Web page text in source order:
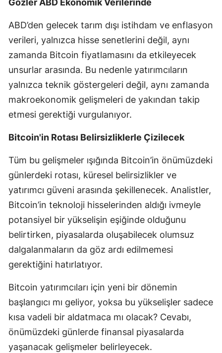
Gözler ABD Ekonomik Verilerinde
ABD’den gelecek tarım dışı istihdam ve enflasyon
verileri, yalnızca hisse senetlerini değil, aynı
zamanda Bitcoin fiyatlamasını da etkileyecek
unsurlar arasında. Bu nedenle yatırımcıların
yalnızca teknik göstergeleri değil, aynı zamanda
makroekonomik gelişmeleri de yakından takip
etmesi gerektiği vurgulanıyor.
Bitcoin'in Rotası Belirsizliklerle Çizilecek
Tüm bu gelişmeler ışığında Bitcoin’in önümüzdeki
günlerdeki rotası, küresel belirsizlikler ve
yatırımcı güveni arasında şekillenecek. Analistler,
Bitcoin’in teknoloji hisselerinden aldığı ivmeyle
potansiyel bir yükselişin eşiğinde olduğunu
belirtirken, piyasalarda oluşabilecek olumsuz
dalgalanmaların da göz ardı edilmemesi
gerektiğini hatırlatıyor.
Bitcoin yatırımcıları için yeni bir dönemin
başlangıcı mı geliyor, yoksa bu yükselişler sadece
kısa vadeli bir aldatmaca mı olacak? Cevabı,
önümüzdeki günlerde finansal piyasalarda
yaşanacak gelişmeler belirleyecek.